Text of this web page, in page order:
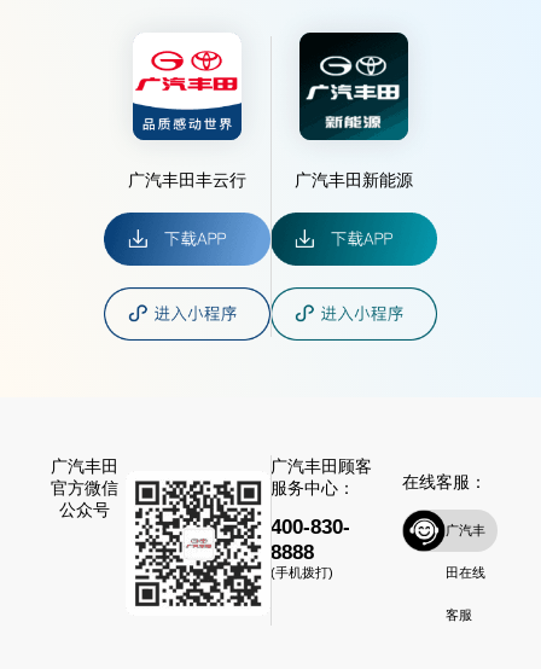
广汽丰田丰云行 广汽丰田新能源
广汽丰田
官方微信
公众号
广汽丰田顾客
服务中心：
400-830-
8888
(手机拨打)
在线客服：
广汽丰
田在线
客服